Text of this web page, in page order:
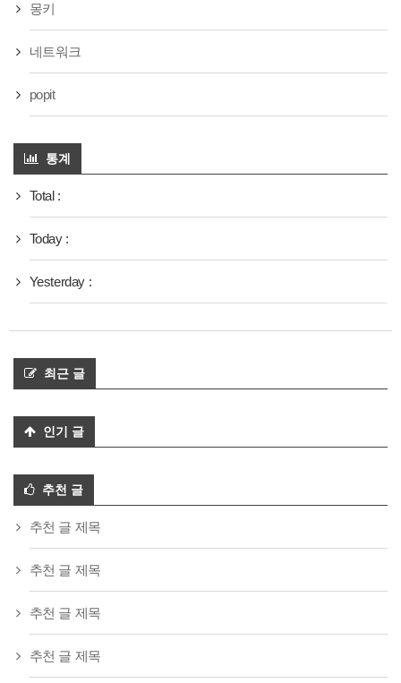
몽키
네트워크
popit
통계
Total :
Today :
Yesterday :
최근 글
인기 글
추천 글
추천 글 제목
추천 글 제목
추천 글 제목
추천 글 제목